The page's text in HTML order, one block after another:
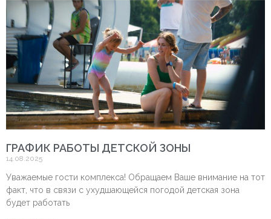
ГРАФИК РАБОТЫ ДЕТСКОЙ ЗОНЫ
14.08.2025
Уважаемые гости комплекса! Обращаем Ваше внимание на тот
факт, что в связи с ухудшающейся погодой детская зона
будет работать